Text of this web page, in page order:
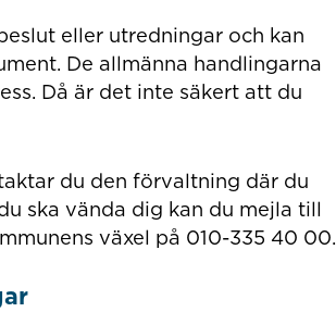
eller utredningar och kan
De allmänna handlingarna
Då är det inte säkert att du
du den förvaltning där du
ska vända dig kan du mejla till
växel på 010-335 40 00.